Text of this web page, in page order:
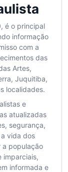
é o principal
informação
com a
das
Artes,
Juquitiba,
localidades.
e
atualizadas
segurança,
vida dos
a população
imparciais,
informada e